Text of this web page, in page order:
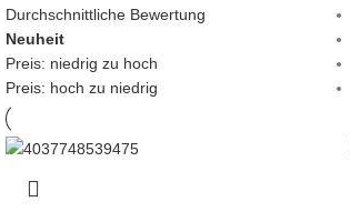
Durchschnittliche Bewertung
Neuheit
Preis: niedrig zu hoch
Preis: hoch zu niedrig